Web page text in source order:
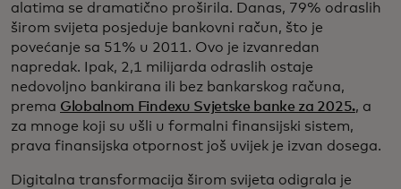
alatima se dramatično proširila. Danas, 79% odraslih
širom svijeta posjeduje bankovni račun, što je
povećanje sa 51% u 2011. Ovo je izvanredan
napredak. Ipak, 2,1 milijarda odraslih ostaje
nedovoljno bankirana ili bez bankarskog računa,
prema Globalnom Findexu Svjetske banke za 2025., a
za mnoge koji su ušli u formalni finansijski sistem,
prava finansijska otpornost još uvijek je izvan dosega.
Digitalna transformacija širom svijeta odigrala je